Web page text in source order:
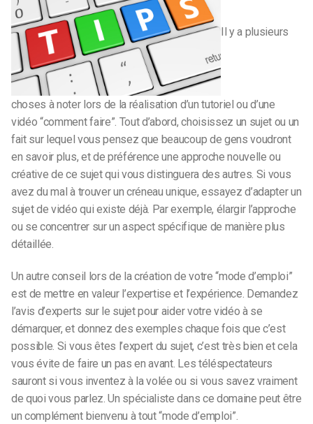
Il y a plusieurs
choses à noter lors de la réalisation d’un tutoriel ou d’une
vidéo “comment faire”. Tout d’abord, choisissez un sujet ou un
fait sur lequel vous pensez que beaucoup de gens voudront
en savoir plus, et de préférence une approche nouvelle ou
créative de ce sujet qui vous distinguera des autres. Si vous
avez du mal à trouver un créneau unique, essayez d’adapter un
sujet de vidéo qui existe déjà. Par exemple, élargir l’approche
ou se concentrer sur un aspect spécifique de manière plus
détaillée.
Un autre conseil lors de la création de votre “mode d’emploi”
est de mettre en valeur l’expertise et l’expérience. Demandez
l’avis d’experts sur le sujet pour aider votre vidéo à se
démarquer, et donnez des exemples chaque fois que c’est
possible. Si vous êtes l’expert du sujet, c’est très bien et cela
vous évite de faire un pas en avant. Les téléspectateurs
sauront si vous inventez à la volée ou si vous savez vraiment
de quoi vous parlez. Un spécialiste dans ce domaine peut être
un complément bienvenu à tout “mode d’emploi”.